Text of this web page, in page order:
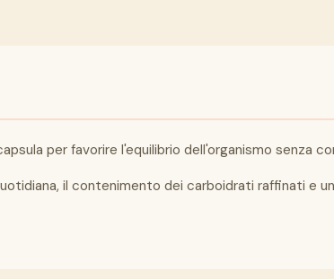
per favorire l'equilibrio dell'organismo senza
il contenimento dei carboidrati raffinati e